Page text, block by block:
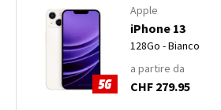
Apple
iPhone 13
128Go - Bianco
a partire da
CHF 279.95